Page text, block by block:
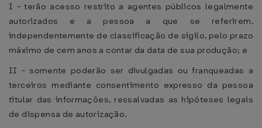
I - terão acesso restrito a agentes públicos legalmente
autorizados e a pessoa a que se referirem,
independentemente de classificação de sigilo, pelo prazo
máximo de cem anos a contar da data de sua produção; e
II - somente poderão ser divulgadas ou franqueadas a
terceiros mediante consentimento expresso da pessoa
titular das informações, ressalvadas as hipóteses legais
de dispensa de autorização.